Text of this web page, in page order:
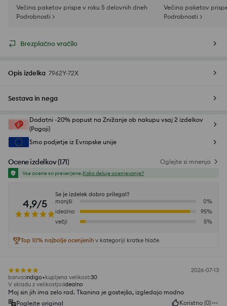
Večina paketov prispe v roku 5 delovnih dneh
Podrobnosti >
Večina paketov
Podrobnosti >
Brezplačno vračilo
Opis izdelka 7962Y-72X
Sestava in nega
Dodatni -20% popust na Znižanje ob nakupu vsaj 2 izdelkov
(Pogoji)
Smo podjetje iz Evropske unije
Ocene izdelkov(171) Oglejte si mnenja
Vse ocene so preverjene.Kako deluje ocenjevanje?
4,9/5
Se je izdelek dobro prilegal?
manjši
0%
idealno
95%
večji
5%
Top 10% najbolje ocenjenih v kategoriji kratke hlače
2026-07-13
barva:indigo kupljena velikost:30
V skladu z velikostjo:idealno
Moj sin jih ima zelo rad. Tkanina je gostejša, izgledajo modno
Poglejte original
Koristno (0)